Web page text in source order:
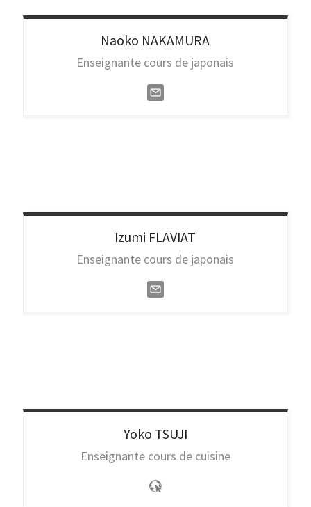
Naoko NAKAMURA
Enseignante cours de japonais
Izumi FLAVIAT
Enseignante cours de japonais
Yoko TSUJI
Enseignante cours de cuisine